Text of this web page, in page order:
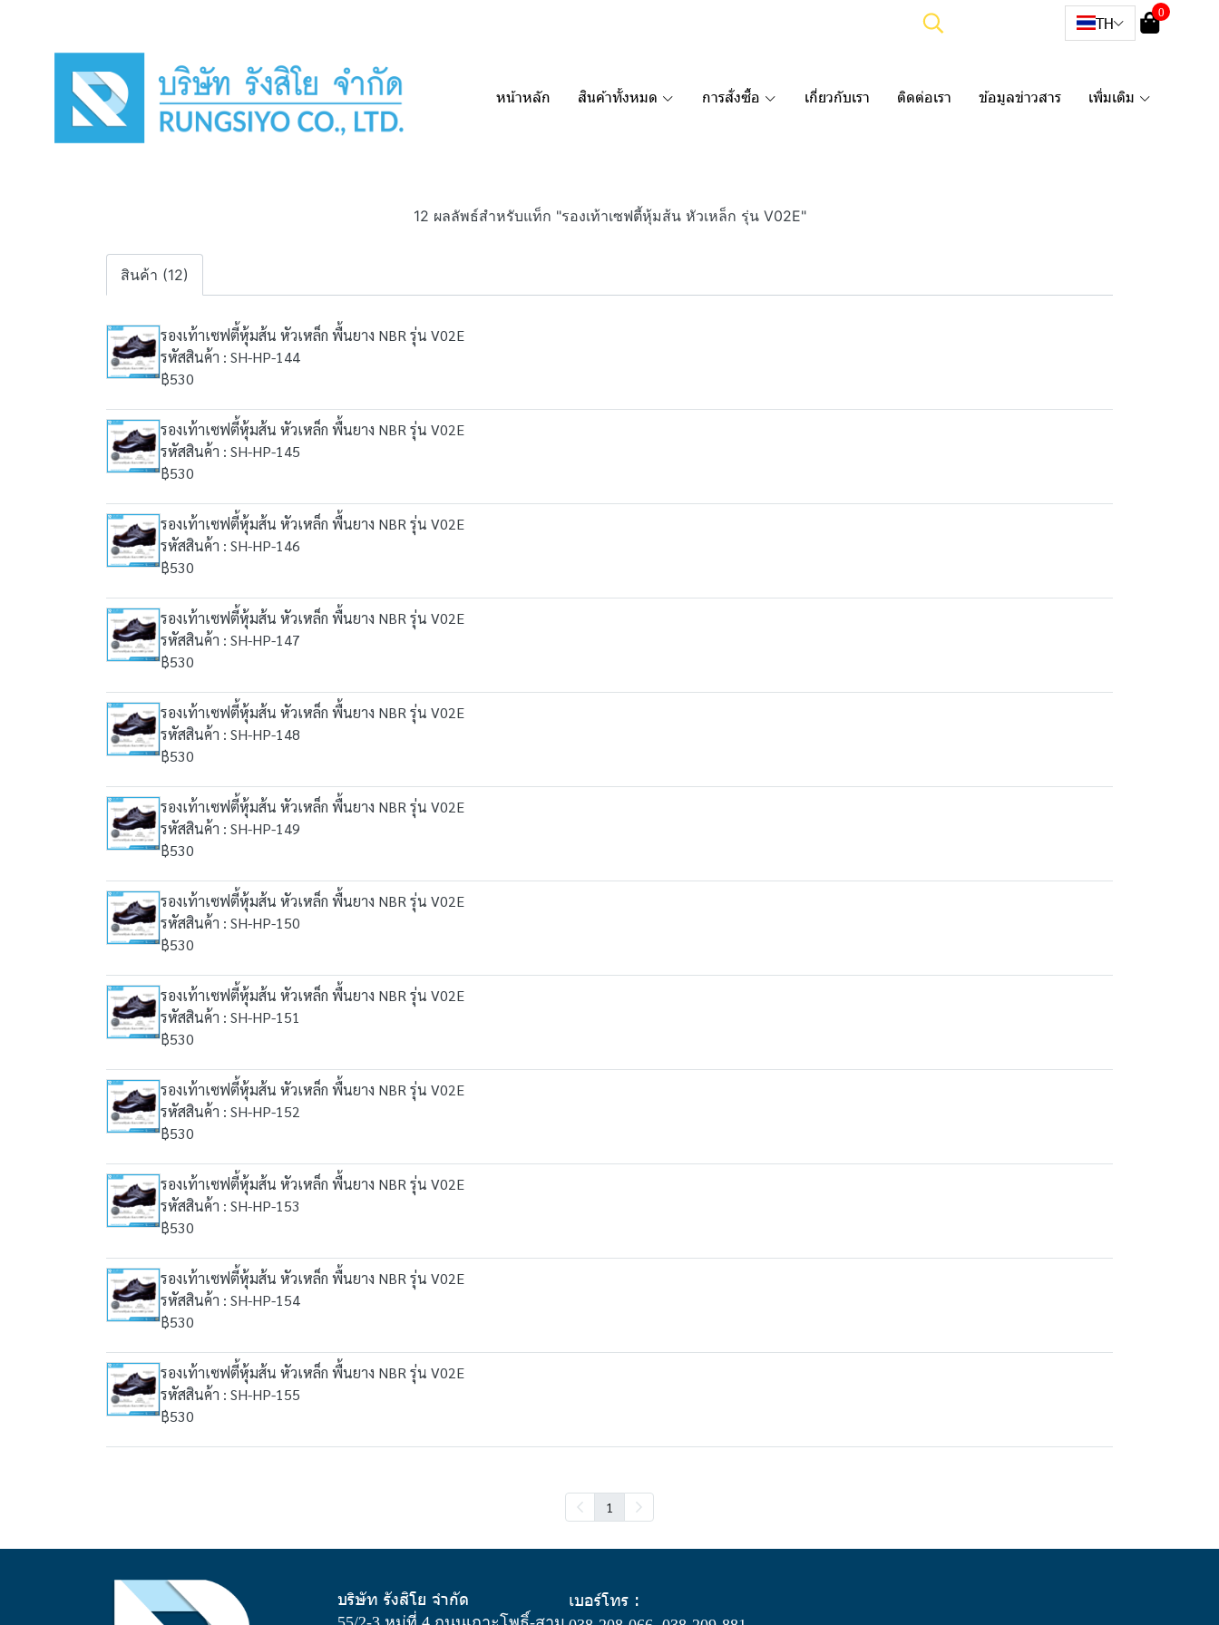
TH
0
หน้าหลัก สินค้าทั้งหมด การสั่งซื้อ เกี่ยวกับเรา ติดต่อเรา ข้อมูลข่าวสาร เพิ่มเติม
12 ผลลัพธ์สำหรับแท็ก "รองเท้าเซฟตี้หุ้มส้น หัวเหล็ก รุ่น V02E"
สินค้า (12)
รองเท้าเซฟตี้หุ้มส้น หัวเหล็ก พื้นยาง NBR รุ่น V02E
รหัสสินค้า : SH-HP-144
฿530
รองเท้าเซฟตี้หุ้มส้น หัวเหล็ก พื้นยาง NBR รุ่น V02E
รหัสสินค้า : SH-HP-145
฿530
รองเท้าเซฟตี้หุ้มส้น หัวเหล็ก พื้นยาง NBR รุ่น V02E
รหัสสินค้า : SH-HP-146
฿530
รองเท้าเซฟตี้หุ้มส้น หัวเหล็ก พื้นยาง NBR รุ่น V02E
รหัสสินค้า : SH-HP-147
฿530
รองเท้าเซฟตี้หุ้มส้น หัวเหล็ก พื้นยาง NBR รุ่น V02E
รหัสสินค้า : SH-HP-148
฿530
รองเท้าเซฟตี้หุ้มส้น หัวเหล็ก พื้นยาง NBR รุ่น V02E
รหัสสินค้า : SH-HP-149
฿530
รองเท้าเซฟตี้หุ้มส้น หัวเหล็ก พื้นยาง NBR รุ่น V02E
รหัสสินค้า : SH-HP-150
฿530
รองเท้าเซฟตี้หุ้มส้น หัวเหล็ก พื้นยาง NBR รุ่น V02E
รหัสสินค้า : SH-HP-151
฿530
รองเท้าเซฟตี้หุ้มส้น หัวเหล็ก พื้นยาง NBR รุ่น V02E
รหัสสินค้า : SH-HP-152
฿530
รองเท้าเซฟตี้หุ้มส้น หัวเหล็ก พื้นยาง NBR รุ่น V02E
รหัสสินค้า : SH-HP-153
฿530
รองเท้าเซฟตี้หุ้มส้น หัวเหล็ก พื้นยาง NBR รุ่น V02E
รหัสสินค้า : SH-HP-154
฿530
รองเท้าเซฟตี้หุ้มส้น หัวเหล็ก พื้นยาง NBR รุ่น V02E
รหัสสินค้า : SH-HP-155
฿530
1
บริษัท รังสิโย จำกัด เบอร์โทร :